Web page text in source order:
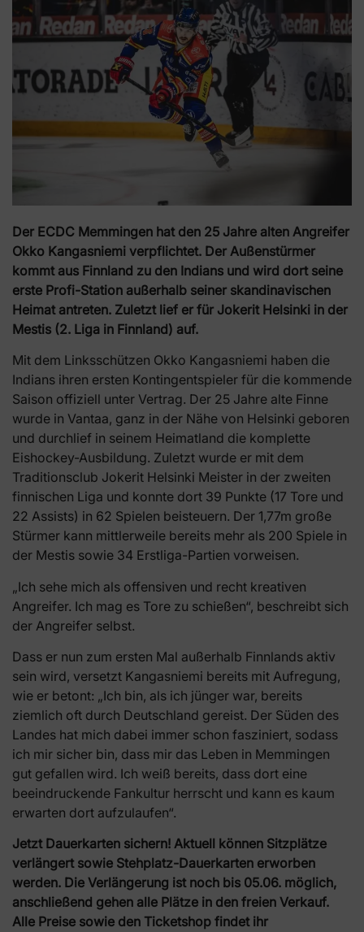
Der ECDC Memmingen hat den 25 Jahre alten Angreifer
Okko Kangasniemi verpflichtet. Der Außenstürmer
kommt aus Finnland zu den Indians und wird dort seine
erste Profi-Station außerhalb seiner skandinavischen
Heimat antreten. Zuletzt lief er für Jokerit Helsinki in der
Mestis (2. Liga in Finnland) auf.
Mit dem Linksschützen Okko Kangasniemi haben die
Indians ihren ersten Kontingentspieler für die kommende
Saison offiziell unter Vertrag. Der 25 Jahre alte Finne
wurde in Vantaa, ganz in der Nähe von Helsinki geboren
und durchlief in seinem Heimatland die komplette
Eishockey-Ausbildung. Zuletzt wurde er mit dem
Traditionsclub Jokerit Helsinki Meister in der zweiten
finnischen Liga und konnte dort 39 Punkte (17 Tore und
22 Assists) in 62 Spielen beisteuern. Der 1,77m große
Stürmer kann mittlerweile bereits mehr als 200 Spiele in
der Mestis sowie 34 Erstliga-Partien vorweisen.
„Ich sehe mich als offensiven und recht kreativen
Angreifer. Ich mag es Tore zu schießen“, beschreibt sich
der Angreifer selbst.
Dass er nun zum ersten Mal außerhalb Finnlands aktiv
sein wird, versetzt Kangasniemi bereits mit Aufregung,
wie er betont: „Ich bin, als ich jünger war, bereits
ziemlich oft durch Deutschland gereist. Der Süden des
Landes hat mich dabei immer schon fasziniert, sodass
ich mir sicher bin, dass mir das Leben in Memmingen
gut gefallen wird. Ich weiß bereits, dass dort eine
beeindruckende Fankultur herrscht und kann es kaum
erwarten dort aufzulaufen“.
Jetzt Dauerkarten sichern! Aktuell können Sitzplätze
verlängert sowie Stehplatz-Dauerkarten erworben
werden. Die Verlängerung ist noch bis 05.06. möglich,
anschließend gehen alle Plätze in den freien Verkauf.
Alle Preise sowie den Ticketshop findet ihr